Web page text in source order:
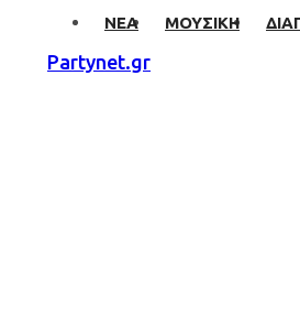
ΝΕΑ ΜΟΥΣΙΚΗ
Partynet.gr